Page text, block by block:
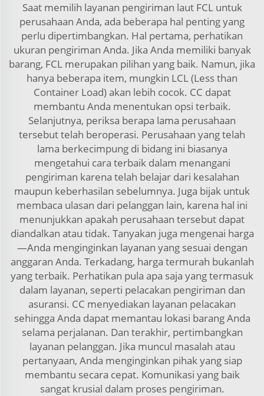
Saat memilih layanan pengiriman laut FCL untuk
perusahaan Anda, ada beberapa hal penting yang
perlu dipertimbangkan. Hal pertama, perhatikan
ukuran pengiriman Anda. Jika Anda memiliki banyak
barang, FCL merupakan pilihan yang baik. Namun, jika
hanya beberapa item, mungkin LCL (Less than
Container Load) akan lebih cocok. CC dapat
membantu Anda menentukan opsi terbaik.
Selanjutnya, periksa berapa lama perusahaan
tersebut telah beroperasi. Perusahaan yang telah
lama berkecimpung di bidang ini biasanya
mengetahui cara terbaik dalam menangani
pengiriman karena telah belajar dari kesalahan
maupun keberhasilan sebelumnya. Juga bijak untuk
membaca ulasan dari pelanggan lain, karena hal ini
menunjukkan apakah perusahaan tersebut dapat
diandalkan atau tidak. Tanyakan juga mengenai harga
—Anda menginginkan layanan yang sesuai dengan
anggaran Anda. Terkadang, harga termurah bukanlah
yang terbaik. Perhatikan pula apa saja yang termasuk
dalam layanan, seperti pelacakan pengiriman dan
asuransi. CC menyediakan layanan pelacakan
sehingga Anda dapat memantau lokasi barang Anda
selama perjalanan. Dan terakhir, pertimbangkan
layanan pelanggan. Jika muncul masalah atau
pertanyaan, Anda menginginkan pihak yang siap
membantu secara cepat. Komunikasi yang baik
sangat krusial dalam proses pengiriman.